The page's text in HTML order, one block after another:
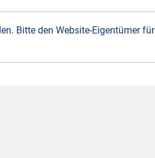
Bitte den Website-Eigentümer für